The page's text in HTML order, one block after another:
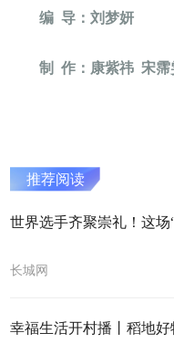
编 导：刘梦妍
制 作：康紫祎 宋霈
推荐阅读
世界选手齐聚崇礼！这
长城网
幸福生活开村播丨稻地好